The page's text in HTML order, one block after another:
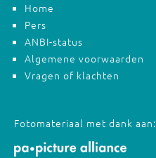
Home
Pers
ANBI-status
Algemene voorwaarden
Vragen of klachten
Fotomateriaal met dank aan: